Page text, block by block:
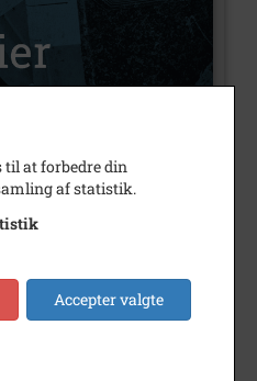
Nielsen
til at forbedre din
af statistik.
Accepter valgte